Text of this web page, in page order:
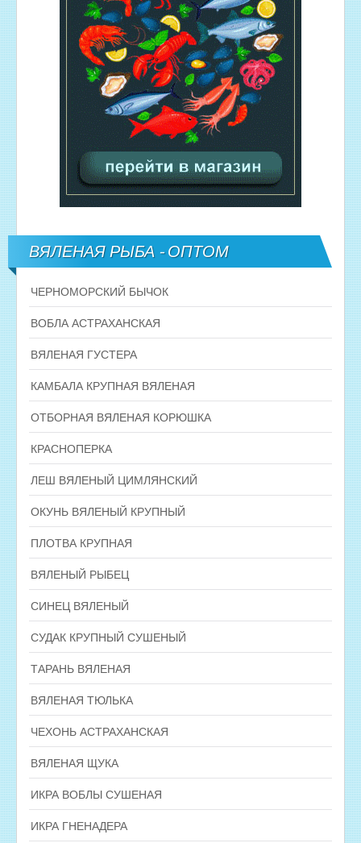
ВЯЛЕНАЯ РЫБА - ОПТОМ
ЧЕРНОМОРСКИЙ БЫЧОК
ВОБЛА АСТРАХАНСКАЯ
ВЯЛЕНАЯ ГУСТЕРА
КАМБАЛА КРУПНАЯ ВЯЛЕНАЯ
ОТБОРНАЯ ВЯЛЕНАЯ КОРЮШКА
КРАСНОПЕРКА
ЛЕШ ВЯЛЕНЫЙ ЦИМЛЯНСКИЙ
ОКУНЬ ВЯЛЕНЫЙ КРУПНЫЙ
ПЛОТВА КРУПНАЯ
ВЯЛЕНЫЙ РЫБЕЦ
СИНЕЦ ВЯЛЕНЫЙ
СУДАК КРУПНЫЙ СУШЕНЫЙ
ТАРАНЬ ВЯЛЕНАЯ
ВЯЛЕНАЯ ТЮЛЬКА
ЧЕХОНЬ АСТРАХАНСКАЯ
ВЯЛЕНАЯ ЩУКА
ИКРА ВОБЛЫ СУШЕНАЯ
ИКРА ГНЕНАДЕРА